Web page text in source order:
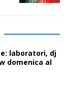
laboratori, dj
domenica al